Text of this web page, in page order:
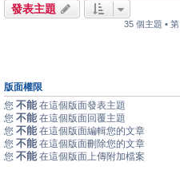
發表主題
35 個主題 • 第
版面權限
您 不能 在這個版面發表主題
您 不能 在這個版面回覆主題
您 不能 在這個版面編輯您的文章
您 不能 在這個版面刪除您的文章
您 不能 在這個版面上傳附加檔案